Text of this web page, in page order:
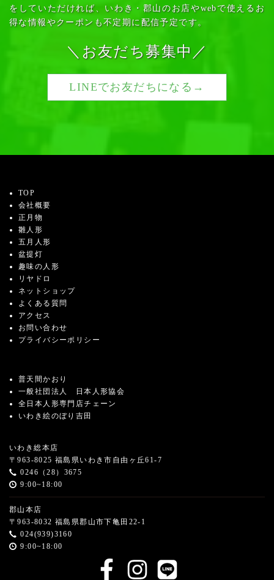
をしていただければ、いわき・郡山のお店やwebで使えるお
得な情報やクーポンも不定期に配信予定です。
＼お友だち募集中／
LINEでお友だちになる→
TOP
会社概要
正月物
雛人形
五月人形
盆提灯
趣味の人形
リヤドロ
ネットショップ
よくある質問
アクセス
お問い合わせ
プライバシーポリシー
普天間かおり
一般社団法人 日本人形協会
全日本人形専門店チェーン
いわき絵のぼり吉田
いわき総本店
〒963-8025 福島県いわき市自由ヶ丘61-7
0246（28）3675
9:00~18:00
郡山本店
〒963-8032 福島県郡山市下亀田22-1
024(939)3160
9:00~18:00